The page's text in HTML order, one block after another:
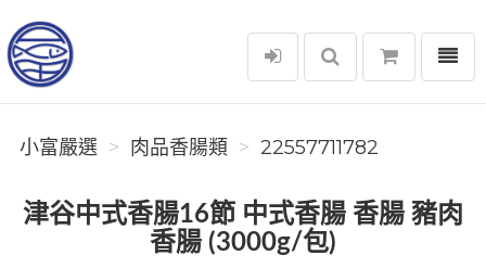
小富嚴選
選單
小富嚴選 肉品香腸類 22557711782
津谷中式香腸16節 中式香腸 香腸 豬肉
香腸 (3000g/包)